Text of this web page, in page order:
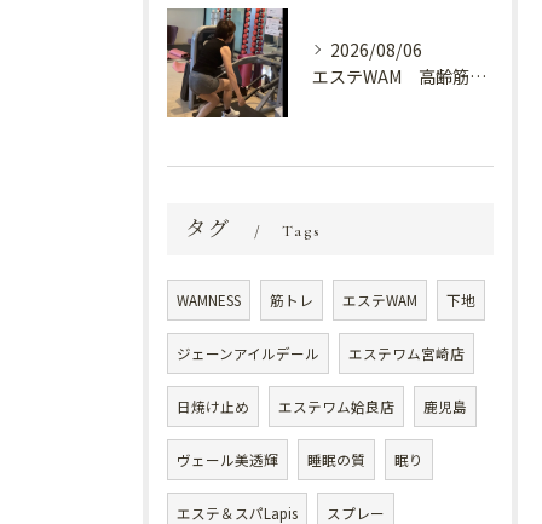
2026/08/06
エステWAM 高齢筋トレ
タグ Tags
WAMNESS 筋トレ エステWAM 下地
ジェーンアイルデール エステワム宮崎店
日焼け止め エステワム姶良店 鹿児島
ヴェール美透輝 睡眠の質 眠り
エステ＆スパLapis スプレー